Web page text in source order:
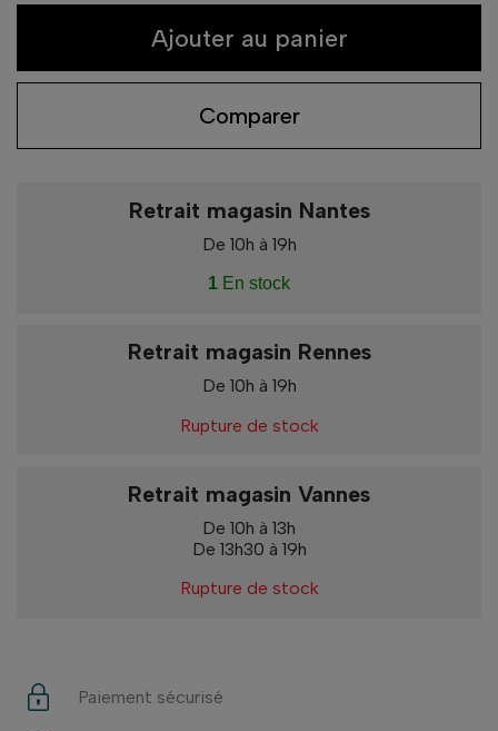
Ajouter au panier
Comparer
Retrait magasin Nantes
De 10h à 19h
1 En stock
Retrait magasin Rennes
De 10h à 19h
Rupture de stock
Retrait magasin Vannes
De 10h à 13h
De 13h30 à 19h
Rupture de stock
Paiement sécurisé